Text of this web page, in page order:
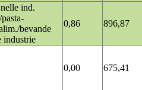
ind.
bevande
industrie
0,86 896,87
0,00 675,41